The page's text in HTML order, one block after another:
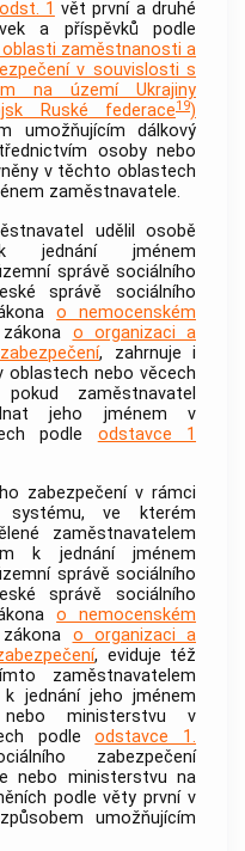
1 vět první a druhé
a příspěvků podle
zaměstnanosti a
v souvislosti s
na území Ukrajiny
Ruské federace19)
umožňujícím dálkový
osoby nebo
v těchto oblastech
zaměstnavatele.
udělil osobě
jednání jménem
správě sociálního
správě sociálního
o nemocenském
o organizaci a
, zahrnuje i
oblastech nebo věcech
zaměstnavatel
jeho jménem v
podle odstavce 1
zabezpečení v rámci
systému, ve kterém
zaměstnavatelem
k jednání jménem
správě sociálního
správě sociálního
o nemocenském
o organizaci a
, eviduje též
zaměstnavatelem
jednání jeho jménem
ministerstvu v
podleodstavce 1.
zabezpečení
nebo ministerstvu na
podle věty první v
umožňujícím